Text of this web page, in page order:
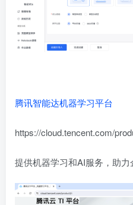
腾讯智能达机器学习平台
https://cloud.tencent.com/
提供机器学习和AI服务，助力